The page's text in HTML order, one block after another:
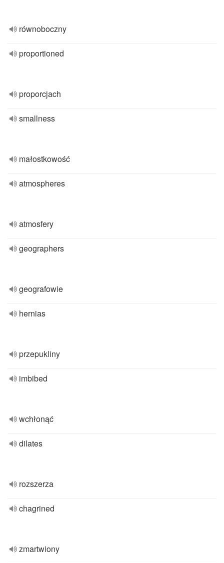
równoboczny
proportioned
proporcjach
smallness
małostkowość
atmospheres
atmosfery
geographers
geografowie
hernias
przepukliny
imbibed
wchłonąć
dilates
rozszerza
chagrined
zmartwiony